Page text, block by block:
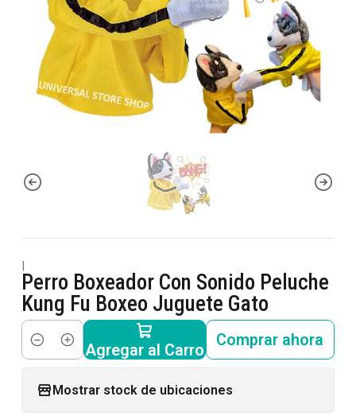
|
Perro Boxeador Con Sonido Peluche
Kung Fu Boxeo Juguete Gato
Cantidad Agregar al Carro
Comprar ahora
Mostrar stock de ubicaciones